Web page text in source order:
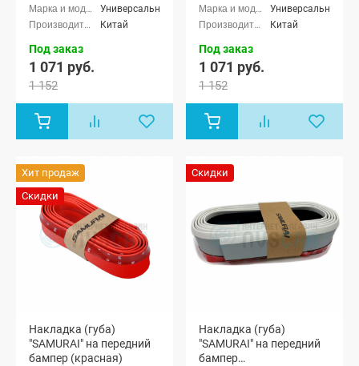
Универсальные
Китай
Под заказ
1 071 руб.
1 152
Универсальные
Китай
Под заказ
1 071 руб.
1 152
Хит продаж
Скидки
Накладка (губа)
"SAMURAI" на передний
бампер (красная)
Скидки
Накладка (губа)
"SAMURAI" на передний
бампер